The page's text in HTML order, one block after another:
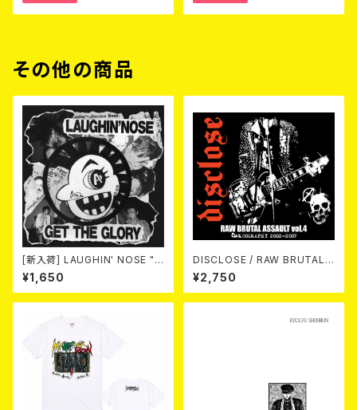
その他の商品
[新入荷] LAUGHIN' NOSE "G
ET THE GLORY" (CD)
¥1,650
DISCLOSE / RAW BRUTAL
ASSAULT Vol.4 : DISCOGR
APHY 2002-2007 (2xCD)
¥2,750